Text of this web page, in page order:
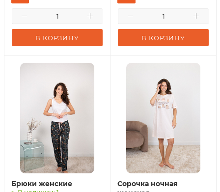
В КОРЗИНУ В КОРЗИНУ
Брюки женские
Сорочка ночная